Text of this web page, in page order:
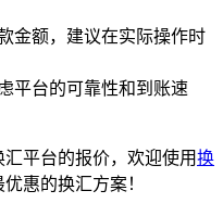
金额，建议在实际操作时
平台的可靠性和到账速
平台的报价，欢迎使用换
惠的换汇方案！